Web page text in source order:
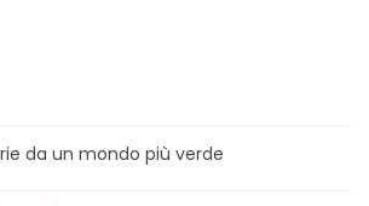
da un mondo più verde